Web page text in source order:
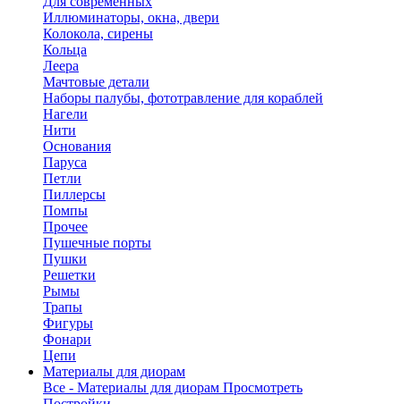
Иллюминаторы, окна, двери
Колокола, сирены
Кольца
Леера
Мачтовые детали
Наборы палубы, фототравление для кораблей
Нагели
Нити
Основания
Паруса
Петли
Пиллерсы
Помпы
Прочее
Пушечные порты
Пушки
Решетки
Рымы
Трапы
Фигуры
Фонари
Цепи
Материалы для диорам
Все - Материалы для диорам Просмотреть